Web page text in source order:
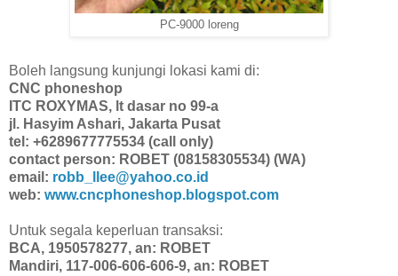
PC-9000 loreng
Boleh langsung kunjungi lokasi kami di:
CNC phoneshop
ITC ROXYMAS, lt dasar no 99-a
jl. Hasyim Ashari, Jakarta Pusat
tel: +6289677775534 (call only)
contact person: ROBET (08158305534) (WA)
email: robb_llee@yahoo.co.id
web: www.cncphoneshop.blogspot.com
Untuk segala keperluan transaksi:
BCA, 1950578277, an: ROBET
Mandiri, 117-006-606-606-9, an: ROBET